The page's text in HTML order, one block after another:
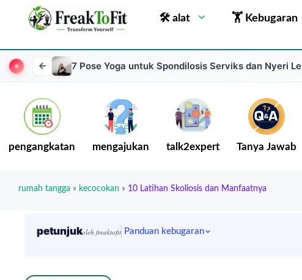
🛠 alat 🏋 Kebugaran
7 Pose Yoga untuk Spondilosis Serviks dan Nyeri
pengangkatan mengajukan talk2expert Tanya Jawab
rumah tangga » kecocokan » 10 Latihan Skoliosis dan Manfaatnya
petunjukoleh freaktofit Panduan kebugaran